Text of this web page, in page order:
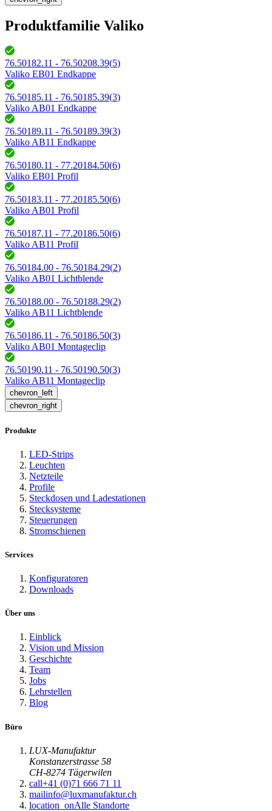
Produktfamilie Valiko
76.50182.11 - 76.50208.39(5)
Valiko EB01 Endkappe
76.50185.11 - 76.50185.39(3)
Valiko AB01 Endkappe
76.50189.11 - 76.50189.39(3)
Valiko AB11 Endkappe
76.50180.11 - 77.20184.50(6)
Valiko EB01 Profil
76.50183.11 - 77.20185.50(6)
Valiko AB01 Profil
76.50187.11 - 77.20186.50(6)
Valiko AB11 Profil
76.50184.00 - 76.50184.29(2)
Valiko AB01 Lichtblende
76.50188.00 - 76.50188.29(2)
Valiko AB11 Lichtblende
76.50186.11 - 76.50186.50(3)
Valiko AB01 Montageclip
76.50190.11 - 76.50190.50(3)
Valiko AB11 Montageclip
chevron_left
chevron_right
Produkte
LED-Strips
Leuchten
Netzteile
Profile
Steckdosen und Ladestationen
Stecksysteme
Steuerungen
Stromschienen
Services
Konfiguratoren
Downloads
Über uns
Einblick
Vision und Mission
Geschichte
Team
Jobs
Lehrstellen
Blog
Büro
LUX-Manufaktur
Konstanzerstrasse 58
CH-8274 Tägerwilen
call+41 (0)71 666 71 11
mailinfo@luxmanufaktur.ch
location_onAlle Standorte